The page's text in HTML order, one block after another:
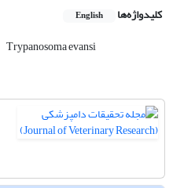
کلیدواژه‌ها English
Trypanosoma evansi